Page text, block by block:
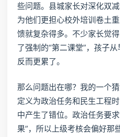
些问题。县城家长对深化双
为他们更担心校外培训卷土
馈就复杂得多。不少家长觉
了强制的“第二课堂”，孩子
反而更累了。
那么问题出在哪？我的一个
定义为政治任务和民生工程
中产生了错位。政治任务要
果”，所以上级考核会偏好那